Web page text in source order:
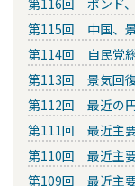
第116回 ポンド
第115回 中国、
第114回 自民党
第113回 景気回
第112回 最近の
第111回 最近主要
第110回 最近主要
第109回 最近主要